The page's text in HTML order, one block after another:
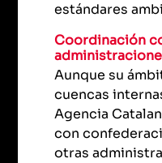
estándares
Coordinación
Aunque su
cuencas
Agencia
con
otras